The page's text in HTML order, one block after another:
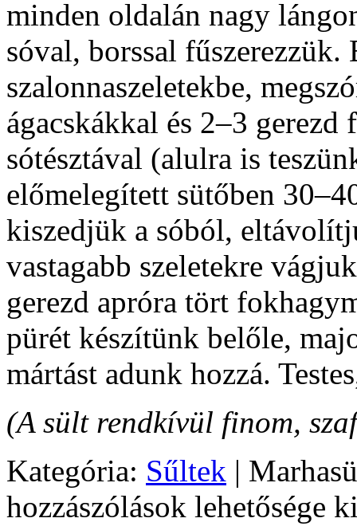
minden oldalán nagy
sóval, borssal fűszerezzük.
szalonnaszeletekbe,
ágacskákkal és 2–3
sótésztával (alulra is
előmelegített sütőben
kiszedjük a sóból,
vastagabb szeletekre
gerezd apróra tört
pürét készítünk belőle,
mártást adunk hozzá.
(A sült rendkívül finom,
Kategória: Sűltek |
hozzászólások lehetősége